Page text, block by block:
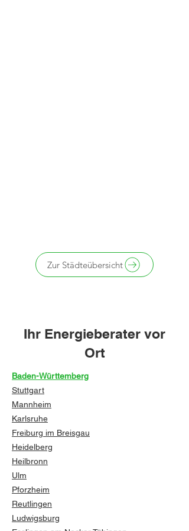
Zur Städteübersicht
Ihr Energieberater vor
Ort
Baden-Württemberg
Stuttgart
Mannheim
Karlsruhe
Freiburg im Breisgau
Heidelberg
Heilbronn
Ulm
Pforzheim
Reutlingen
Ludwigsburg